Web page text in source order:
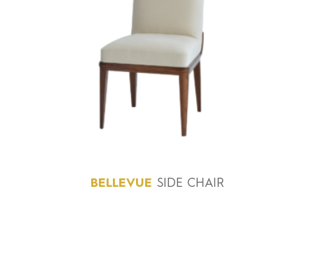
BELLEVUE SIDE CHAIR